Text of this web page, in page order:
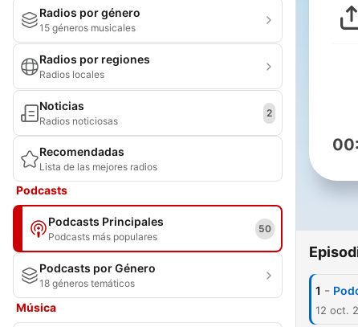
Radios por género
15 géneros musicales
Radios por regiones
Radios locales
Noticias
Radios noticiosas
2
Recomendadas
Lista de las mejores radios
Podcasts
Podcasts Principales
Podcasts más populares
50
Podcasts por Género
18 géneros temáticos
Música
1 -
12 oct.